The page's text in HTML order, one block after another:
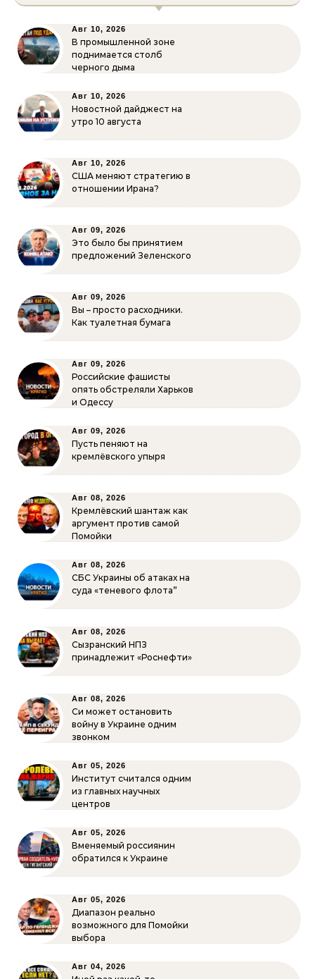
Авг 10, 2026
В промышленной зоне
поднимается столб
черного дыма
Авг 10, 2026
Новостной дайджест на
утро 10 августа
Авг 10, 2026
США меняют стратегию в
отношении Ирана?
Авг 09, 2026
Это было бы принятием
предложений Зеленского
Авг 09, 2026
Вы – просто расходники.
Как туалетная бумага
Авг 09, 2026
Российские фашисты
опять обстреляли Харьков
и Одессу
Авг 09, 2026
Пусть пеняют на
кремлёвского упыря
Авг 08, 2026
Кремлёвский шантаж как
аргумент против самой
Помойки
Авг 08, 2026
СБС Украины об атаках на
суда «теневого флота”
Авг 08, 2026
Сызранский НПЗ
принадлежит «Роснефти»
Авг 08, 2026
Си может остановить
войну в Украине одним
звонком
Авг 05, 2026
Институт считался одним
из главных научных
центров
Авг 05, 2026
Вменяемый россиянин
обратился к Украине
Авг 05, 2026
Диапазон реально
возможного для Помойки
выбора
Авг 04, 2026